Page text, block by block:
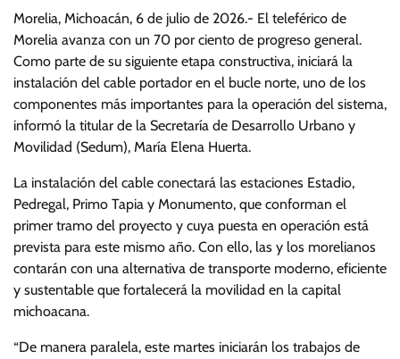
Morelia, Michoacán, 6 de julio de 2026.- El teleférico de
Morelia avanza con un 70 por ciento de progreso general.
Como parte de su siguiente etapa constructiva, iniciará la
instalación del cable portador en el bucle norte, uno de los
componentes más importantes para la operación del sistema,
informó la titular de la Secretaría de Desarrollo Urbano y
Movilidad (Sedum), María Elena Huerta.
La instalación del cable conectará las estaciones Estadio,
Pedregal, Primo Tapia y Monumento, que conforman el
primer tramo del proyecto y cuya puesta en operación está
prevista para este mismo año. Con ello, las y los morelianos
contarán con una alternativa de transporte moderno, eficiente
y sustentable que fortalecerá la movilidad en la capital
michoacana.
“De manera paralela, este martes iniciarán los trabajos de